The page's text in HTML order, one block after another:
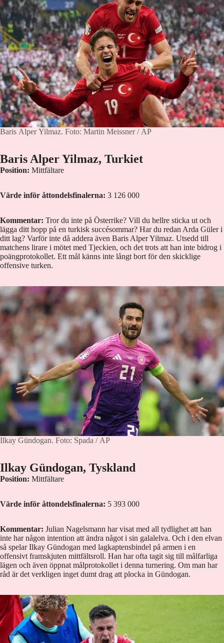
Baris Alper Yilmaz. Foto: Martin Meissner / AP
Baris Alper Yilmaz, Turkiet
Position: Mittfältare
Värde inför åttondelsfinalerna: 3 126 000
Kommentar: Tror du inte på Österrike? Vill du hellre sticka ut och
lägga ditt hopp på en turkisk succésommar? Har du redan Arda Güler i
ditt lag? Varför inte då addera även Baris Alper Yilmaz. Utsedd till
matchens lirare i mötet med Tjeckien, och det trots att han inte bidrog i
poängprotokollet. Ett mål känns inte långt bort för den skicklige
offensive turken.
Ilkay Gündogan. Foto: Spada / AP
Ilkay Gündogan, Tyskland
Position: Mittfältare
Värde inför åttondelsfinalerna: 5 393 000
Kommentar: Julian Nagelsmann har visat med all tydlighet att han
inte har någon intention att ändra något i sin galalelva. Och i den elvan
så spelar Ilkay Gündogan med lagkaptensbindel på armen i en
offensivt framskjuten mittfältsroll. Han har ofta tagit sig till målfarliga
lägen och även öppnat målprotokollet i denna turnering. Om man har
råd är det verkligen inget dumt drag att plocka in Gündogan.